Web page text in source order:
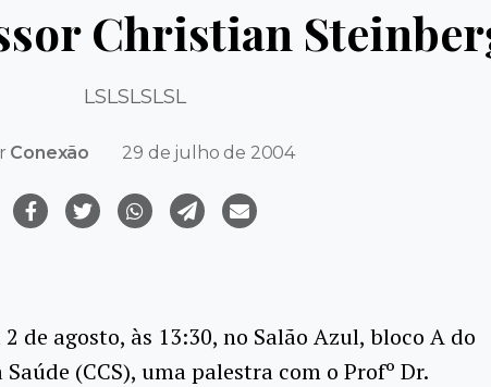
Christian
LSLSLSLSL
Conexão 29 de julho de 2004
de agosto, às 13:30, no Salão Azul, bloco A do
(CCS), uma palestra com o Profº Dr.